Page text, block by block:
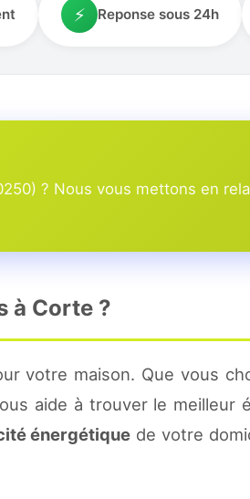
⚡ Reponse sous 24h
? Nous vous mettons en
à Corte ?
votre maison. Que vous
aide à trouver le meilleur
énergétique de votre